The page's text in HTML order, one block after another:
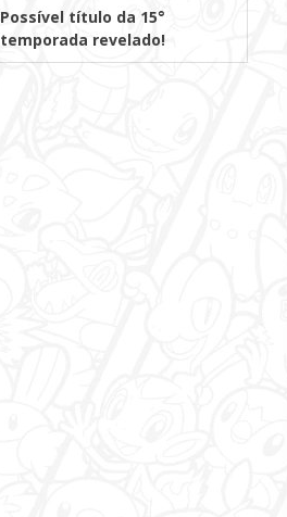
Possível título da 15°
temporada revelado!